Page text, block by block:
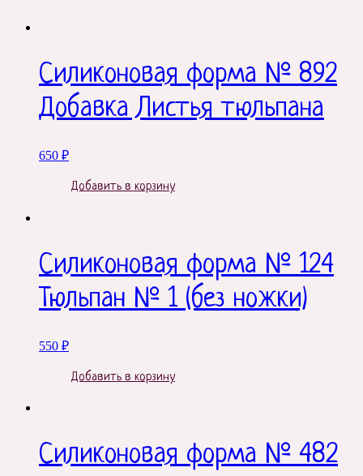
Силиконовая форма № 892
Добавка Листья тюльпана
650 ₽
Добавить в корзину
Силиконовая форма № 124
Тюльпан № 1 (без ножки)
550 ₽
Добавить в корзину
Силиконовая форма № 482